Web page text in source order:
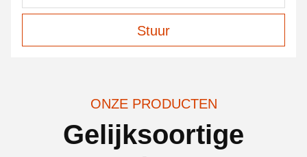
Stuur
ONZE PRODUCTEN
Gelijksoortige